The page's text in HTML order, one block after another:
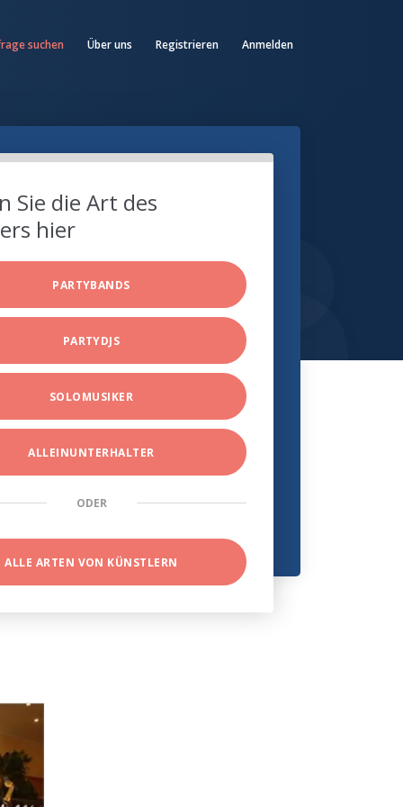
suchen Über uns Registrieren Anmelden
Sie die Art des
hier
PARTYBANDS
PARTYDJS
SOLOMUSIKER
ALLEINUNTERHALTER
ODER
ALLE ARTEN VON KÜNSTLERN